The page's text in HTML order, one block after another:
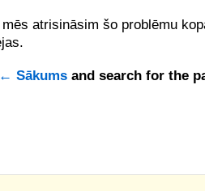
atrisināsim šo problēmu
← Sākums and search for the